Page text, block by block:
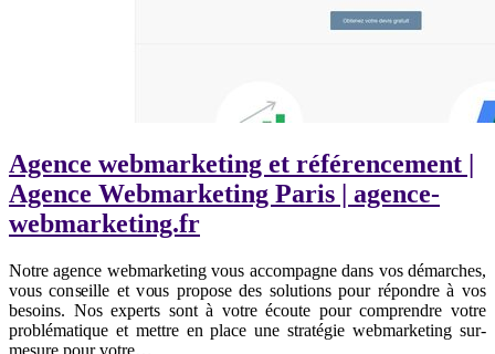
Agence webmarketing et référencement |
Agence Webmarketing Paris | agence-
webmarketing.fr
Notre agence webmarketing vous accompagne dans vos démarches,
vous conseille et vous propose des solutions pour répondre à vos
besoins. Nos experts sont à votre écoute pour comprendre votre
problématique et mettre en place une stratégie webmarketing sur-
mesure pour votre…